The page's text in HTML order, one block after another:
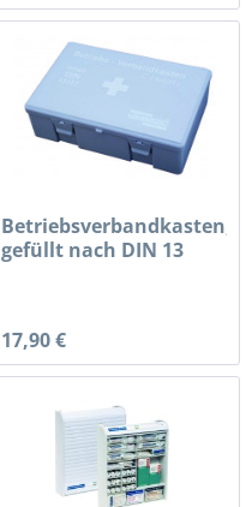
Betriebsverbandkasten,
gefüllt nach DIN 13
17,90 €